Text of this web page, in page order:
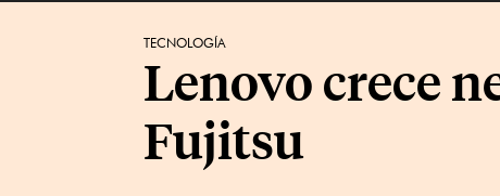
TECNOLOGÍA
Lenovo crece
Fujitsu